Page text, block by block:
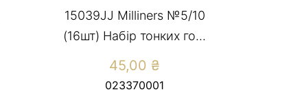
15039JJ Milliners №5/10
(16шт) Набір тонких го...
45,00 ₴
023370001